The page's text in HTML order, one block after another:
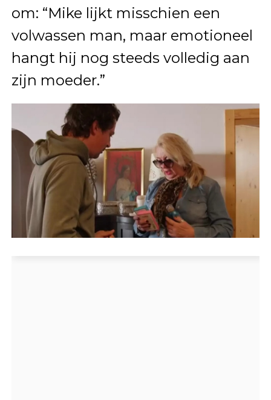
om: “Mike lijkt misschien een
volwassen man, maar emotioneel
hangt hij nog steeds volledig aan
zijn moeder.”